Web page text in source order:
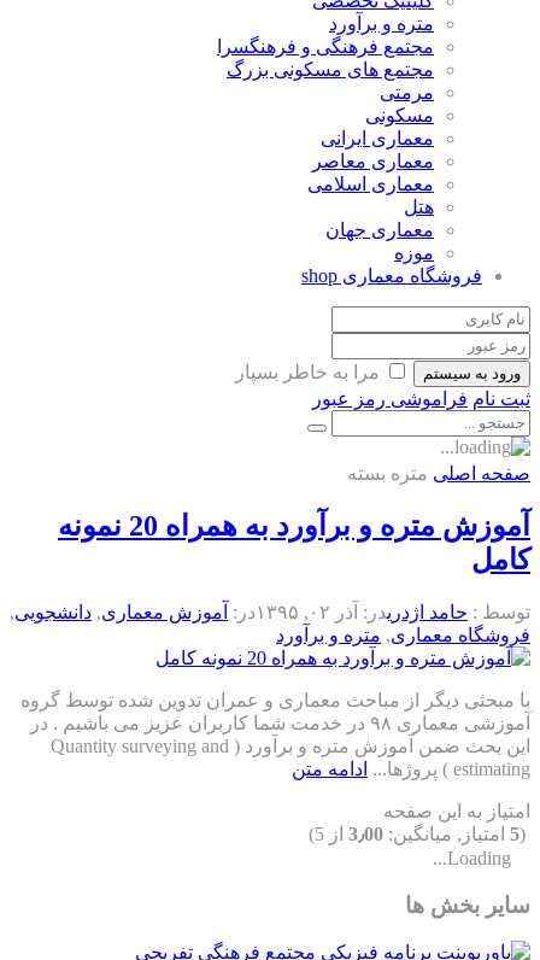
متره و برآورد
مجتمع فرهنگی و فرهنگسرا
مجتمع های مسکونی بزرگ
مرمتی
مسکونی
معماری ایرانی
معماری معاصر
معماری اسلامی
هتل
معماری جهان
موزه
فروشگاه معماری shop
ورود به سیستم
مرا به خاطر بسپار
ثبت نام فراموشی رمز عبور
صفحه اصلی متره بسته
آموزش متره و برآورد به همراه 20 نمونه
کامل
توسط : حامد اژدریدر: آذر ۰۲, ۱۳۹۵ در: آموزش معماری, دانشجویی,
فروشگاه معماری, متره و برآورد
با مبحثی دیگر از مباحث معماری و عمران تدوین شده توسط گروه
آموزشی معماری ۹۸ در خدمت شما کاربران عزیز می باشیم . در
این بحث ضمن آموزش متره و برآورد ( Quantity surveying and
estimating ) پروژها...
ادامه متن
امتیاز به این صفحه
(
5 امتیاز, میانگین: 3٫00 از 5)
Loading...
سایر بخش ها